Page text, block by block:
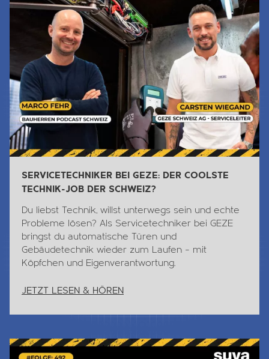
SERVICETECHNIKER BEI GEZE: DER COOLSTE
TECHNIK-JOB DER SCHWEIZ?
Du liebst Technik , willst unterwegs sein und echte
Probleme lösen? Als Servicetechniker bei GEZE
bringst du automatische Türen und
Gebäudetechnik wieder zum Laufen – mit
Köpfchen und Eigenverantwortung.
JETZT LESEN & HÖREN
Jetzt Lesen & Hören